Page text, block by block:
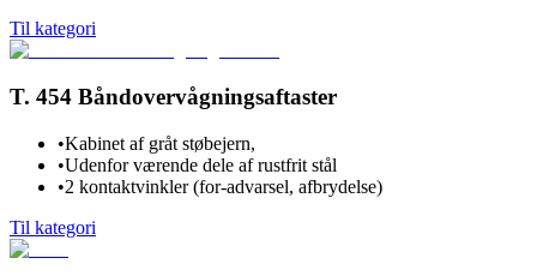
Til kategori
T. 454 Båndovervågningsaftaster
•Kabinet af gråt støbejern,
•Udenfor værende dele af rustfrit stål
•2 kontaktvinkler (for-advarsel, afbrydelse)
Til kategori